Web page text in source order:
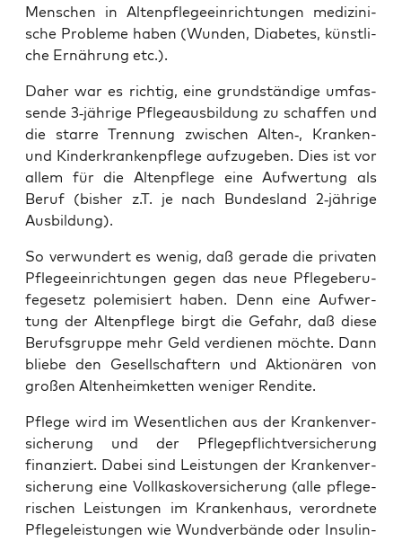
Men­schen in Alten­pfle­ge­ein­rich­tun­gen medi­zi­ni­
sche Pro­ble­me haben (Wun­den, Dia­be­tes, künst­li­
che Ernäh­rung etc.).
Daher war es rich­tig, eine grund­stän­di­ge umfas­
sen­de 3‑jährige Pfle­ge­aus­bil­dung zu schaf­fen und
die star­re Tren­nung zwi­schen Alten‑, Kran­ken-
und Kin­der­kran­ken­pfle­ge auf­zu­ge­ben. Dies ist vor
allem für die Alten­pfle­ge eine Auf­wer­tung als
Beruf (bis­her z.T. je nach Bun­des­land 2‑jährige
Ausbildung).
So ver­wun­dert es wenig, daß gera­de die pri­va­ten
Pfle­ge­ein­rich­tun­gen gegen das neue Pfle­ge­be­ru­
fe­ge­setz pole­mi­siert haben. Denn eine Auf­wer­
tung der Alten­pfle­ge birgt die Gefahr, daß die­se
Berufs­grup­pe mehr Geld ver­die­nen möch­te. Dann
blie­be den Gesell­schaf­tern und Aktio­nä­ren von
gro­ßen Alten­heim­ket­ten weni­ger Rendite.
Pfle­ge wird im Wesent­li­chen aus der Kran­ken­ver­
si­che­rung und der Pfle­ge­pflicht­ver­si­che­rung
finan­ziert. Dabei sind Leis­tun­gen der Kran­ken­ver­
si­che­rung eine Voll­kas­ko­ver­si­che­rung (alle pfle­ge­
ri­schen Leis­tun­gen im Kran­ken­haus, ver­ord­ne­te
Pfle­ge­leis­tun­gen wie Wund­ver­bän­de oder Insu­lin­